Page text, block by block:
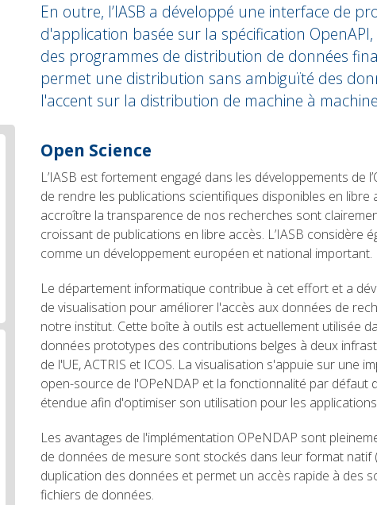
En outre, l’IASB a développé une interface de
d'application basée sur la spécification
des programmes de distribution de données
permet une distribution sans ambiguïté des
l'accent sur la distribution de machine à
text
Open Science
L’IASB est fortement engagé dans les développements de
de rendre les publications scientifiques disponibles en libre
accroître la transparence de nos recherches sont
croissant de publications en libre accès. L’IASB considère
comme un développement européen et national important.
Le département informatique contribue à cet effort et a
de visualisation pour améliorer l'accès aux données de
notre institut. Cette boîte à outils est actuellement utilisée
données prototypes des contributions belges à deux
de l'UE, ACTRIS et ICOS. La visualisation s'appuie sur une
open-source de l'OPeNDAP et la fonctionnalité par défaut
étendue afin d'optimiser son utilisation pour les
Les avantages de l'implémentation OPeNDAP sont
de données de mesure sont stockés dans leur format natif
duplication des données et permet un accès rapide à des
fichiers de données.